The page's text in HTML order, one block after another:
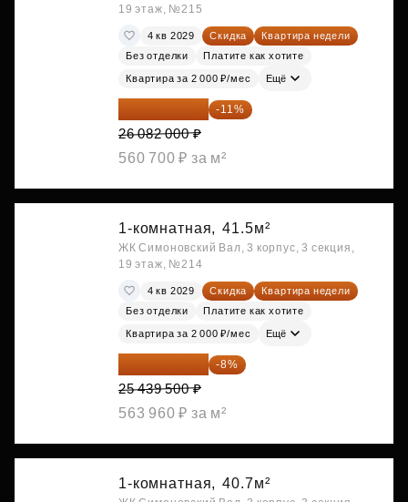
19 этаж, №215
4 кв 2029 Скидка
Квартира недели
Без отделки
Платите как хотите
Квартира за 2 000 ₽/мес Ещё
23 212 980 ₽ -11%
26 082 000 ₽
560 700 ₽ за м²
1-комнатная, 41.5м²
ЖК Симоновский Вал, 3 корпус, 3 секция,
19 этаж, №214
4 кв 2029 Скидка
Квартира недели
Без отделки
Платите как хотите
Квартира за 2 000 ₽/мес Ещё
23 404 340 ₽ -8%
25 439 500 ₽
563 960 ₽ за м²
1-комнатная, 40.7м²